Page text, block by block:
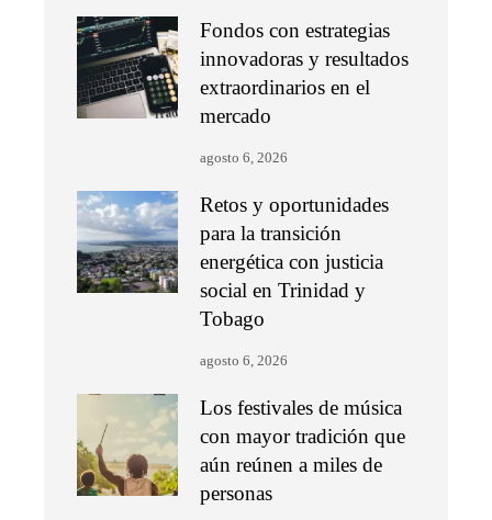
Fondos con estrategias
innovadoras y resultados
extraordinarios en el
mercado
agosto 6, 2026
Retos y oportunidades
para la transición
energética con justicia
social en Trinidad y
Tobago
agosto 6, 2026
Los festivales de música
con mayor tradición que
aún reúnen a miles de
personas